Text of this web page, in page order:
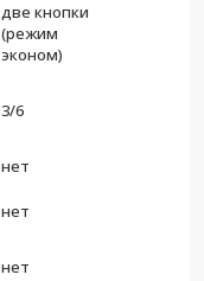
две кнопки
(режим
эконом)
3/6
нет
нет
нет